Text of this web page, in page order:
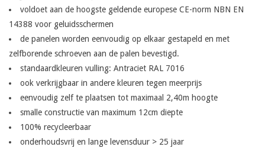
Outlet
Documenten
Contact
voldoet aan de hoogste geldende europese CE-norm NBN EN
14388 voor geluidsschermen
de panelen worden eenvoudig op elkaar gestapeld en met
zelfborende schroeven aan de palen bevestigd.
standaardkleuren vulling: Antraciet RAL 7016
ook verkrijgbaar in andere kleuren tegen meerprijs
eenvoudig zelf te plaatsen tot maximaal 2,40m hoogte
smalle constructie van maximum 12cm diepte
100% recycleerbaar
onderhoudsvrij en lange levensduur > 25 jaar